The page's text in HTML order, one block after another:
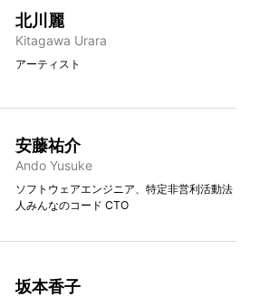
北川麗
Kitagawa Urara
アーティスト
安藤祐介
Ando Yusuke
ソフトウェアエンジニア、特定非営利活動法
人みんなのコード CTO
坂本香子